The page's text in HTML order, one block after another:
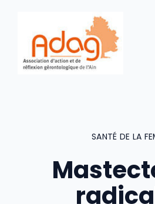
contenu
SANTÉ DE LA